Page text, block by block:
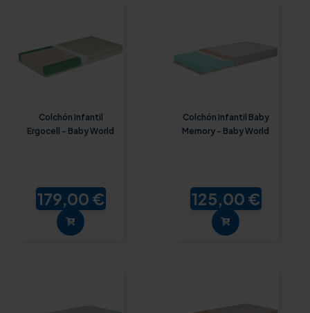
Colchón Infantil
Ergocell - Baby World
179,00 €
Colchón Infantil Baby
Memory - Baby World
125,00 €